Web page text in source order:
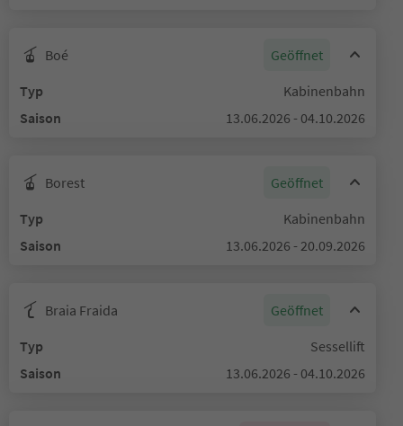
Boé
Geöffnet
Typ
Kabinenbahn
Saison
13.06.2026 - 04.10.2026
Borest
Geöffnet
Typ
Kabinenbahn
Saison
13.06.2026 - 20.09.2026
Braia Fraida
Geöffnet
Typ
Sessellift
Saison
13.06.2026 - 04.10.2026